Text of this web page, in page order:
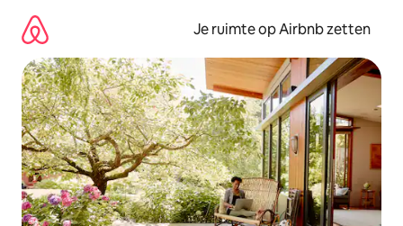
direct
naar
inhoud
Je ruimte op Airbnb zetten